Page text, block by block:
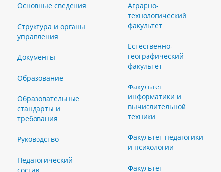
Основные сведения
Структура и органы
управления
Документы
Образование
Образовательные
стандарты и
требования
Руководство
Педагогический
состав
Аграрно-
технологический
факультет
Естественно-
географический
факультет
Факультет
информатики и
вычислительной
техники
Факультет педагогики
и психологии
Факультет